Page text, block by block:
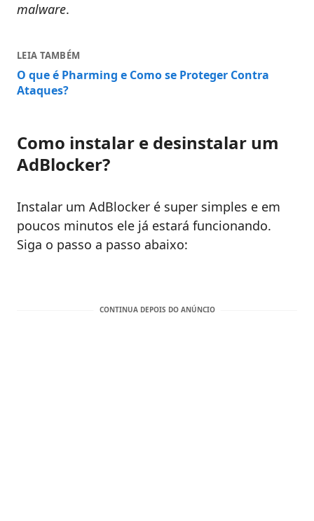
malware.
LEIA TAMBÉM
O que é Pharming e Como se Proteger Contra
Ataques?
Como instalar e desinstalar um
AdBlocker?
Instalar um AdBlocker é super simples e em
poucos minutos ele já estará funcionando.
Siga o passo a passo abaixo: